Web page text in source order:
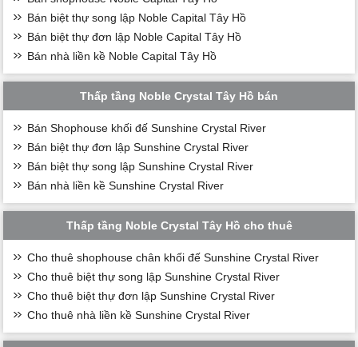
Bán biệt thự song lập Noble Capital Tây Hồ
Bán biệt thự đơn lập Noble Capital Tây Hồ
Bán nhà liền kề Noble Capital Tây Hồ
Thấp tầng Noble Crystal Tây Hồ bán
Bán Shophouse khối đế Sunshine Crystal River
Bán biệt thự đơn lập Sunshine Crystal River
Bán biệt thự song lập Sunshine Crystal River
Bán nhà liền kề Sunshine Crystal River
Thấp tầng Noble Crystal Tây Hồ cho thuê
Cho thuê shophouse chân khối đế Sunshine Crystal River
Cho thuê biệt thự song lập Sunshine Crystal River
Cho thuê biệt thự đơn lập Sunshine Crystal River
Cho thuê nhà liền kề Sunshine Crystal River